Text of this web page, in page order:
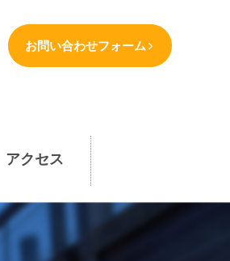
お問い合わせフォーム
アクセス